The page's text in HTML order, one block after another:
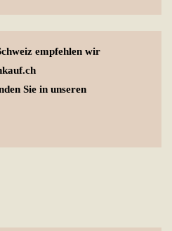
empfehlen wir
Sie in unseren